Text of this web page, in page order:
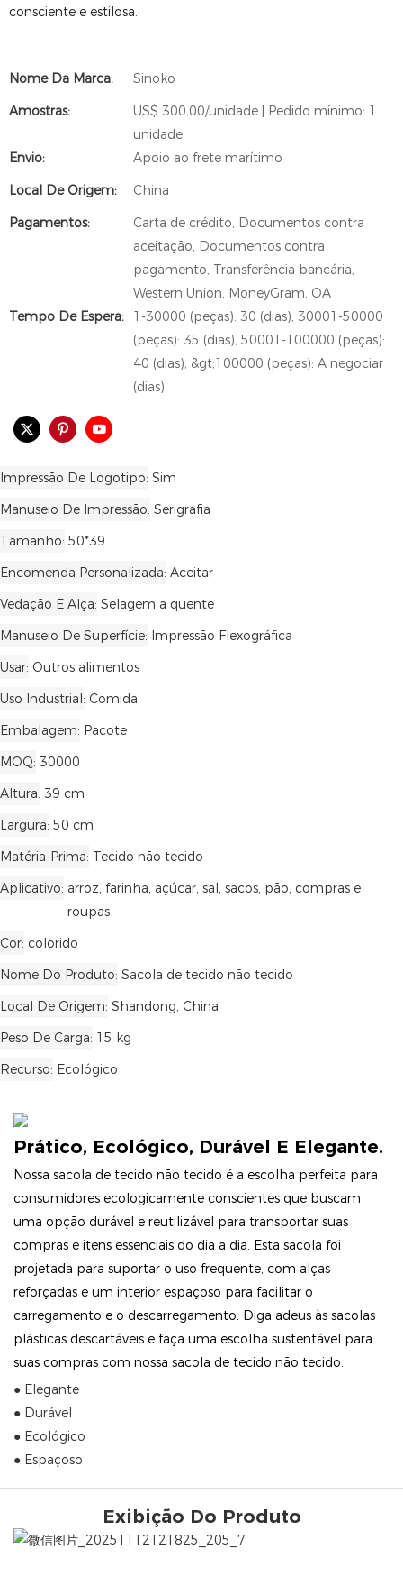
consciente e estilosa.
Nome Da Marca:
Sinoko
Amostras:
US$ 300,00/unidade | Pedido mínimo: 1
unidade
Envio:
Apoio ao frete marítimo
Local De Origem:
China
Pagamentos:
Carta de crédito, Documentos contra
aceitação, Documentos contra
pagamento, Transferência bancária,
Western Union, MoneyGram, OA
Tempo De Espera:
1-30000 (peças): 30 (dias), 30001-50000
(peças): 35 (dias), 50001-100000 (peças):
40 (dias), &gt;100000 (peças): A negociar
(dias)
Impressão De Logotipo Sim
Manuseio De Impressão Serigrafia
Tamanho 50*39
Encomenda Personalizada Aceitar
Vedação E Alça Selagem a quente
Manuseio De Superfície Impressão Flexográfica
Usar Outros alimentos
Uso Industrial Comida
Embalagem Pacote
MOQ 30000
Altura 39 cm
Largura 50 cm
Matéria-Prima Tecido não tecido
Aplicativo arroz, farinha, açúcar, sal, sacos, pão, compras e
roupas
Cor colorido
Nome Do Produto Sacola de tecido não tecido
Local De Origem Shandong, China
Peso De Carga 15 kg
Recurso Ecológico
Prático, Ecológico, Durável E Elegante.
Nossa sacola de tecido não tecido é a escolha perfeita para
consumidores ecologicamente conscientes que buscam
uma opção durável e reutilizável para transportar suas
compras e itens essenciais do dia a dia. Esta sacola foi
projetada para suportar o uso frequente, com alças
reforçadas e um interior espaçoso para facilitar o
carregamento e o descarregamento. Diga adeus às sacolas
plásticas descartáveis ​​e faça uma escolha sustentável para
suas compras com nossa sacola de tecido não tecido.
● Elegante
● Durável
● Ecológico
● Espaçoso
Exibição Do Produto